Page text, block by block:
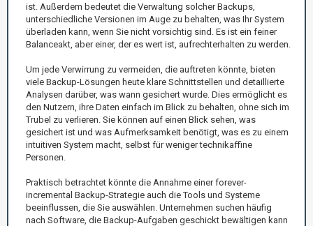
ist. Außerdem bedeutet die Verwaltung solcher Backups,
unterschiedliche Versionen im Auge zu behalten, was Ihr System
überladen kann, wenn Sie nicht vorsichtig sind. Es ist ein feiner
Balanceakt, aber einer, der es wert ist, aufrechterhalten zu werden.
Um jede Verwirrung zu vermeiden, die auftreten könnte, bieten
viele Backup-Lösungen heute klare Schnittstellen und detaillierte
Analysen darüber, was wann gesichert wurde. Dies ermöglicht es
den Nutzern, ihre Daten einfach im Blick zu behalten, ohne sich im
Trubel zu verlieren. Sie können auf einen Blick sehen, was
gesichert ist und was Aufmerksamkeit benötigt, was es zu einem
intuitiven System macht, selbst für weniger technikaffine
Personen.
Praktisch betrachtet könnte die Annahme einer forever-
incremental Backup-Strategie auch die Tools und Systeme
beeinflussen, die Sie auswählen. Unternehmen suchen häufig
nach Software, die Backup-Aufgaben geschickt bewältigen kann